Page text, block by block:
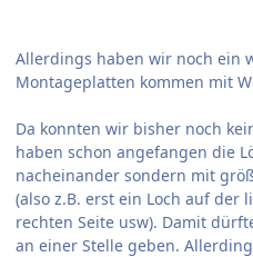
Allerdings haben wir noch ein
Montageplatten kommen mit
Da konnten wir bisher noch
haben schon angefangen die
nacheinander sondern mit
(also z.B. erst ein Loch auf der
rechten Seite usw). Damit
an einer Stelle geben.